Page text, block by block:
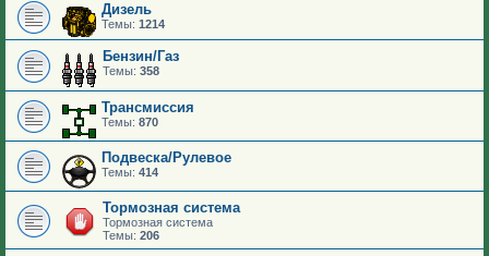
Дизель
Темы: 1214
Бензин/Газ
Темы: 358
Трансмиссия
Темы: 870
Подвеска/Рулевое
Темы: 414
Тормозная система
Тормозная система
Темы: 206